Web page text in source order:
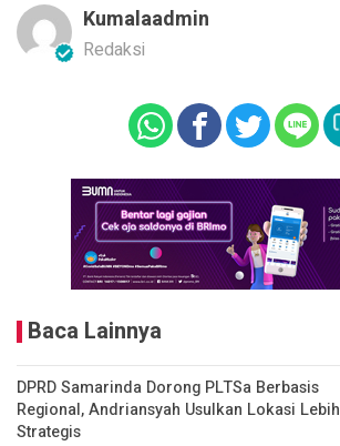
Kumalaadmin
Redaksi
Baca Lainnya
DPRD Samarinda Dorong PLTSa Berbasis
Regional, Andriansyah Usulkan Lokasi Lebih
Strategis